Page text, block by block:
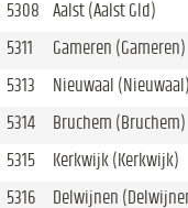
5308
Aalst (Aalst Gld)
5311
Gameren (Gameren)
5313
Nieuwaal (Nieuwaal)
5314
Bruchem (Bruchem)
5315
Kerkwijk (Kerkwijk)
5316
Delwijnen